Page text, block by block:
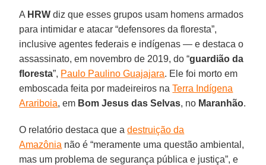
A HRW diz que esses grupos usam homens armados
para intimidar e atacar “defensores da floresta”,
inclusive agentes federais e indígenas ― e destaca o
assassinato, em novembro de 2019, do “guardião da
floresta”, Paulo Paulino Guajajara. Ele foi morto em
emboscada feita por madeireiros naTerra Indígena
Arariboia, em Bom Jesus das Selvas, no Maranhão.
O relatório destaca que adestruição da
Amazônia não é “meramente uma questão ambiental,
mas um problema de segurança pública e justiça”, e